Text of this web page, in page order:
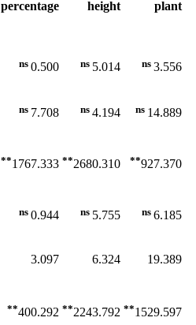
plant
height
percentage
3.556
5.014
0.500
14.889
4.194
7.708
927.370
**
2680.310
**
1767.333
**
6.185
5.755
0.944
19.389
6.324
3.097
1529.597
**
2243.792
**
400.292
**